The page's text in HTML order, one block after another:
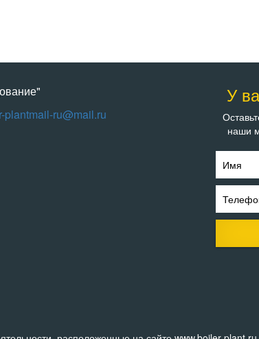
plantmail-ru@mail.ru
У
наши
Имя